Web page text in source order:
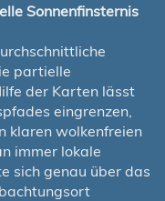
Sonnenfinsternis
partielle
der Karten lässt
eingrenzen,
klaren wolkenfreien
immer lokale
sich genau über das